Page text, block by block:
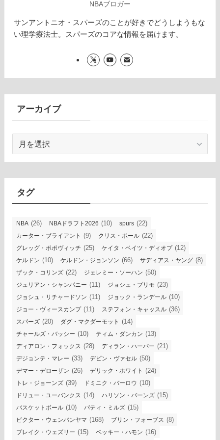
NBAブロガー
サンアントニオ・スパーズのことが好きでどうしようもな
い理学療法士。スパーズのコアな情報を届けます。
アーカイブ
カ
タグ
NBA (26) NBAドラフト2026 (10) spurs (22)
カーター・ブライアント (9) クリス・ポール (22)
グレッグ・ポポヴィッチ (25) ケイタ・ベイツ・ディオプ(12)
ケルドン (10) ケルドン・ジョンソン (66) サディアス・ヤング (8)
ザック・コリンズ (22) ジェレミー・ソーハン (50)
ジュリアン・シャンパニー (11) ジョシュ・プリモ (23)
ジョシュ・リチャードソン (11) ジョック・ランデール (10)
ジョー・ヴィースカンプ(11) ステフォン・キャッスル (36)
スパーズ (20) ダグ・マクダーモット (14)
チャールズ・バッシー (10) ティム・ダンカン (13)
ディアロン・フォックス (28) ディラン・ハーパー (21)
デジョンテ・マレー (33) デビン・ヴァセル (50)
デマー・デローザン (26) デリック・ホワイト (24)
トレ・ジョーンズ (39) ドミニク・バーロウ (10)
ドリュー・ユーバンクス (14) ハリソン・バーンズ (15)
バスケットボール (10) パティ・ミルズ (15)
ビクター・ウェンバンヤマ (168) ブリン・フォーブス (8)
ブレイク・ウェズリー (15) ベッキー・ハモン (16)